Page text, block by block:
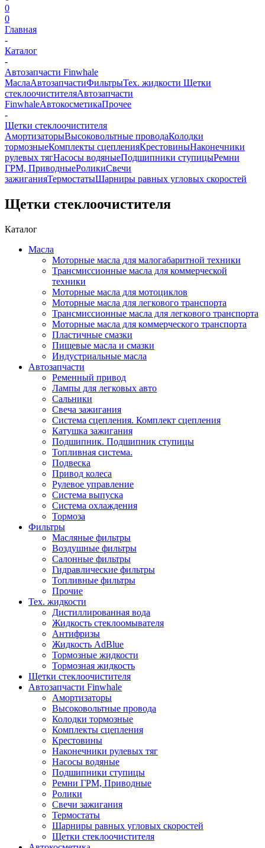
0
0
Главная
-
Каталог
-
Автозапчасти Finwhale
МаслаАвтозапчастиФильтрыТех. жидкости Щетки
стеклоочистителяАвтозапчасти
FinwhaleАвтокосметикаПрочее
-
Щетки стеклоочистителя
АмортизаторыВысоковольтные проводаКолодки
тормозныеКомплекты сцепленияКрестовиныНаконечники
рулевых тягНасосы водяныеПодшипники ступицыРемни
ГРМ, ПриводныеРоликиСвечи
зажиганияТермостатыШарниры равных угловых скоростей
Щетки стеклоочистителя
Каталог
Масла
Моторные масла для малогабаритной техники
Трансмиссионные масла для коммерческой
техники
Моторные масла для мотоциклов
Моторные масла для легкового транспорта
Трансмиссионные масла для легкового транспорта
Моторные масла для коммерческого транспорта
Пластичные смазки
Пищевые масла и смазки
Индустриальные масла
Автозапчасти
Ременный привод
Лампы для легковых авто
Сальники
Свеча зажигания
Система сцепления. Комплект сцепления
Катушка зажигания
Подшипник. Подшипник ступицы
Топливная система.
Подвеска
Привод колеса
Рулевое управление
Система выпуска
Система охлаждения
Тормоза
Фильтры
Масляные фильтры
Воздушные фильтры
Салонные фильтры
Гидравлические фильтры
Топливные фильтры
Прочие
Тех. жидкости
Дистиллированная вода
Жидкость стеклоомывателя
Антифризы
Жидкость AdBlue
Тормозные жидкости
Тормозная жидкость
Щетки стеклоочистителя
Автозапчасти Finwhale
Амортизаторы
Высоковольтные провода
Колодки тормозные
Комплекты сцепления
Крестовины
Наконечники рулевых тяг
Насосы водяные
Подшипники ступицы
Ремни ГРМ, Приводные
Ролики
Свечи зажигания
Термостаты
Шарниры равных угловых скоростей
Щетки стеклоочистителя